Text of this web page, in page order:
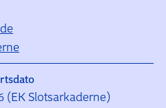
(EK Slotsarkaderne)